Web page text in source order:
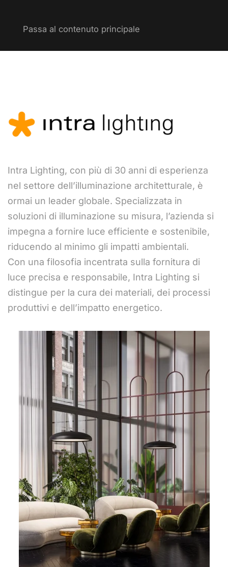
Passa al contenuto principale
Intra Lighting, con più di 30 anni di esperienza
nel settore dell’illuminazione architetturale, è
ormai un leader globale. Specializzata in
soluzioni di illuminazione su misura, l’azienda si
impegna a fornire luce efficiente e sostenibile,
riducendo al minimo gli impatti ambientali.
Con una filosofia incentrata sulla fornitura di
luce precisa e responsabile, Intra Lighting si
distingue per la cura dei materiali, dei processi
produttivi e dell’impatto energetico.